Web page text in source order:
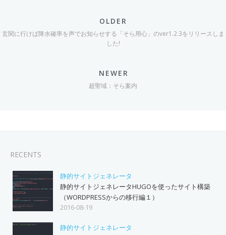
OLDER
玄関に行けば降水確率を声でお知らせする「そら用心」のver1.2.3をリリースしま
した!
NEWER
超聖域：そら案内
RECENTS
静的サイトジェネレータ
静的サイトジェネレータHUGOを使ったサイト構築
（WORDPRESSからの移行編１）
2016-08-19
静的サイトジェネレータ